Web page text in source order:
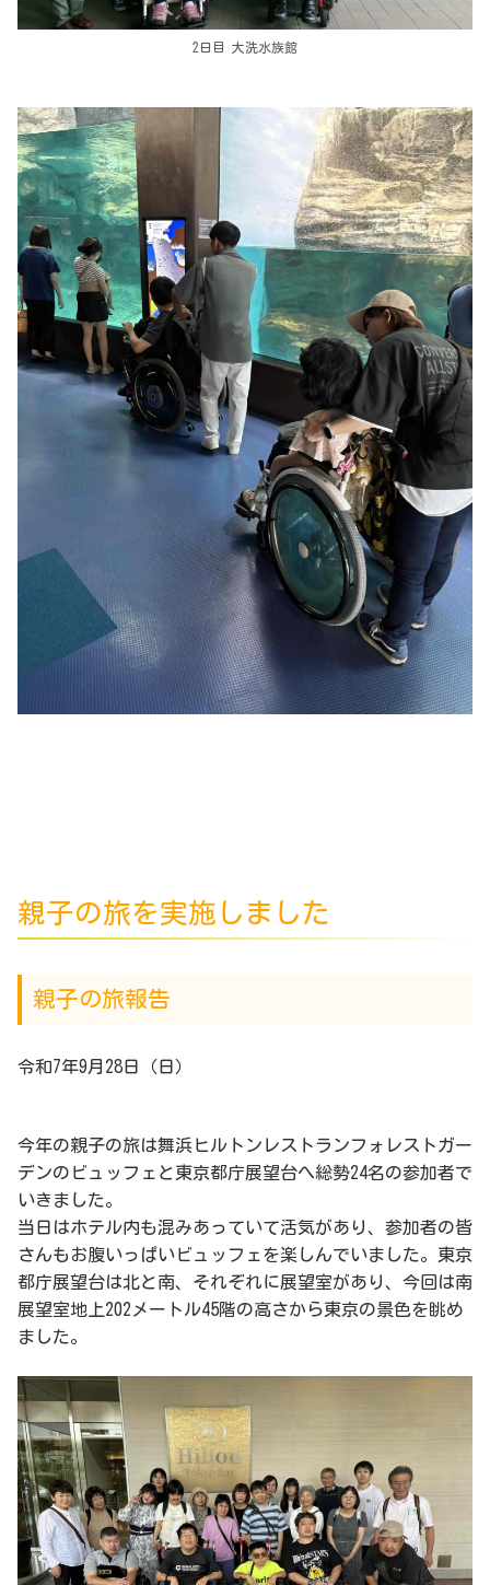
2日目 大洗水族館
親子の旅を実施しました
親子の旅報告
令和7年9月28日（日）
今年の親子の旅は舞浜ヒルトンレストランフォレストガー
デンのビュッフェと東京都庁展望台へ総勢24名の参加者で
いきました。
当日はホテル内も混みあっていて活気があり、参加者の皆
さんもお腹いっぱいビュッフェを楽しんでいました。東京
都庁展望台は北と南、それぞれに展望室があり、今回は南
展望室地上202メートル45階の高さから東京の景色を眺め
ました。